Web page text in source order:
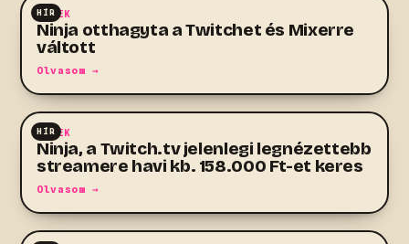
HÍR
HÍREK
Ninja otthagyta a Twitchet és Mixerre
váltott
Olvasom →
HÍR
HÍREK
Ninja, a Twitch.tv jelenlegi legnézettebb
streamere havi kb. 158.000 Ft-et keres
Olvasom →